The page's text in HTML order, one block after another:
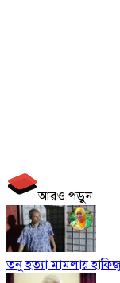
আরও পড়ুন
তনু হত্যা মামলায়